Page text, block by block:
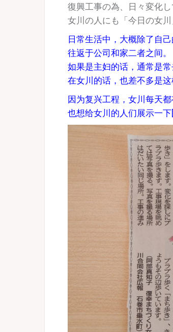
復興工事の為、日々変化し
女川の人にも「今日の女川
日常生活中，大概除了自
往返于公司和家二者之间。
如果是主妇的话，通常是
在女川的话，也差不多是这
因为复兴工程，女川每天都
也想给女川的人们展示一下